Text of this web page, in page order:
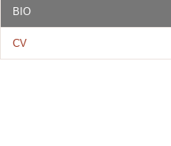
BIO
CV